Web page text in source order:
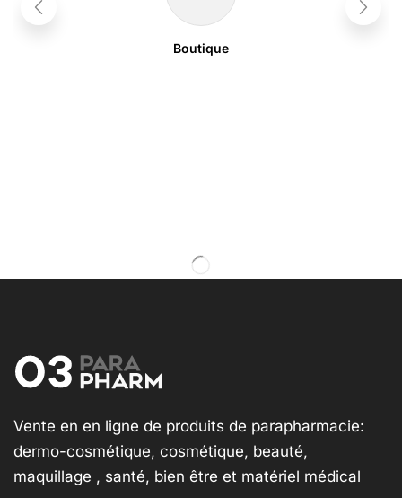
Boutique
Vente en en ligne de produits de parapharmacie:
dermo-cosmétique, cosmétique, beauté,
maquillage , santé, bien être et matériel médical